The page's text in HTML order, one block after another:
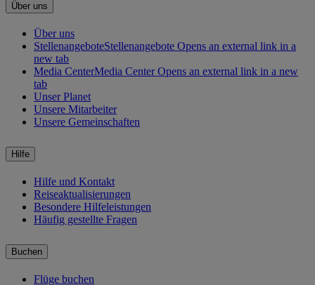
Über uns
Über uns
StellenangeboteStellenangebote Opens an external link in a
new tab
Media CenterMedia Center Opens an external link in a new
tab
Unser Planet
Unsere Mitarbeiter
Unsere Gemeinschaften
Hilfe
Hilfe und Kontakt
Reiseaktualisierungen
Besondere Hilfeleistungen
Häufig gestellte Fragen
Buchen
Flüge buchen